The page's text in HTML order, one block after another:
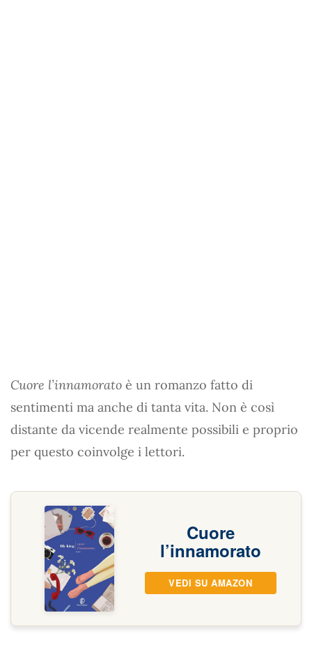
Cuore l’innamorato è un romanzo fatto di
sentimenti ma anche di tanta vita. Non è così
distante da vicende realmente possibili e proprio
per questo coinvolge i lettori.
Cuore
l’innamorato
VEDI SU AMAZON